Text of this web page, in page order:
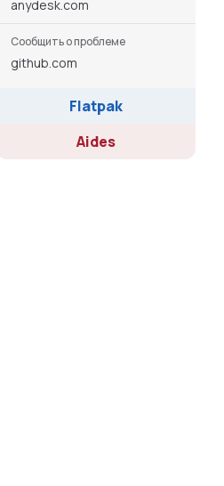
anydesk.com
Сообщить о проблеме
github.com
Flatpak
Aides